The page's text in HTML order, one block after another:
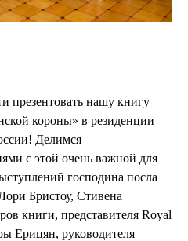
презентовать нашу книгу
короны» в резиденции
Делимся
с этой очень важной для
господина посла
Бристоу, Стивена
книги, представителя Royal
Ерицян, руководителя